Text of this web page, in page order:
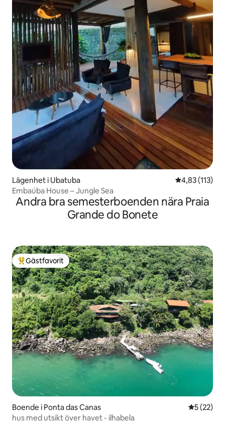
Lägenhet i Ubatuba 4,83 av 5 i
4,83 (113)
Embaúba House – Jungle Sea
Andra bra semesterboenden nära Praia
Grande do Bonete
Populär gästfavorit
Gästfavorit
Boende i Ponta das Canas 5 av 5 i
5 (22)
hus med utsikt över havet - ilhabela